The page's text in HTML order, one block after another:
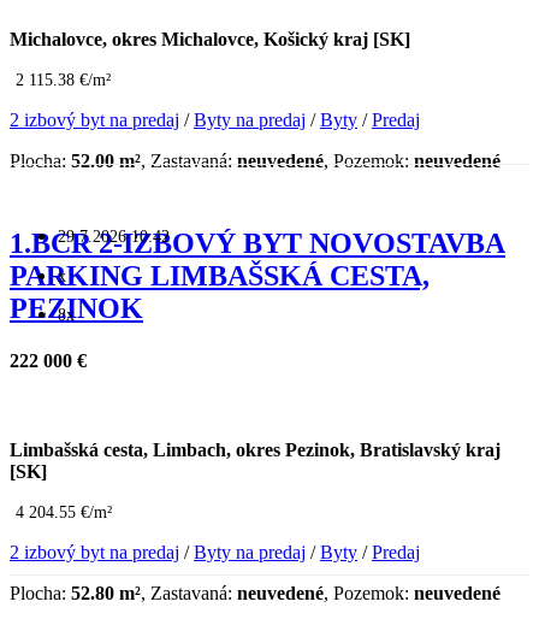
Michalovce, okres Michalovce, Košický kraj [SK]
2 115.38 €/m²
2 izbový byt na predaj /Byty na predaj /Byty /Predaj
Plocha: 52.00 m², Zastavaná: neuvedené, Pozemok: neuvedené
29.7.2026 10:42
x
8x
1.BCR 2-IZBOVÝ BYT NOVOSTAVBA
PARKING LIMBAŠSKÁ CESTA,
PEZINOK
222 000 €
Limbašská cesta, Limbach, okres Pezinok, Bratislavský kraj
[SK]
4 204.55 €/m²
2 izbový byt na predaj /Byty na predaj /Byty /Predaj
Plocha: 52.80 m², Zastavaná: neuvedené, Pozemok: neuvedené